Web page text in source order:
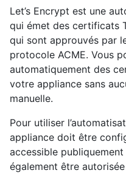
Let’s Encrypt est une
qui émet des certificats
qui sont approuvés par
protocole ACME. Vous
automatiquement des
votre appliance sans
manuelle.
Pour utiliser
appliance doit être
accessible publiquement
également être